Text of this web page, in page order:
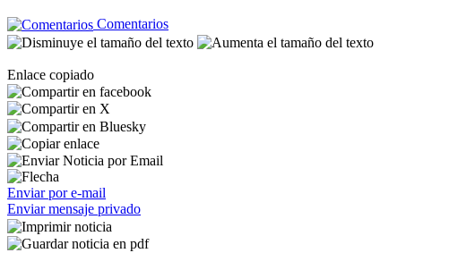
Comentarios
Enlace copiado
Enviar por e-mail
Enviar mensaje privado